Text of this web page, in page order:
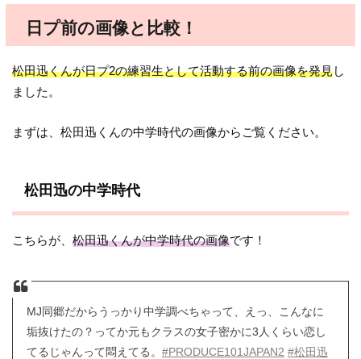
日プ前の画像と比較！
松田迅くんが日プ2の練習生として活動する前の画像を発見し
ました。
まずは、松田迅くんの中学時代の画像からご覧ください。
松田迅の中学時代
こちらが、松田迅くんが中学時代の画像です！
MJ同郷だからうっかり中学調べちゃって、えっ、こんなに
垢抜けたの？ってか元もクラスの女子密かに3人くらい恋し
てるじゃんって悶えてる。 #PRODUCE101JAPAN2 #松田迅